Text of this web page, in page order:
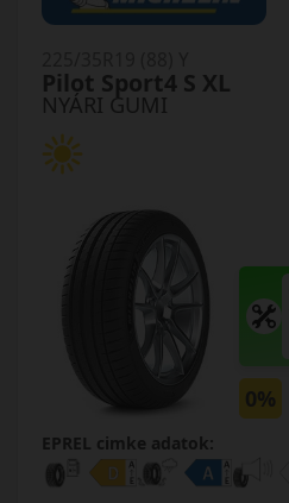
NYÁRI GUMI
Pilot Sport4 S XL
0%
EPREL cimke adatok: